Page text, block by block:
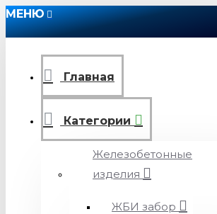
МЕНЮ
Главная
Категории
Железобетонные
изделия
ЖБИ забор